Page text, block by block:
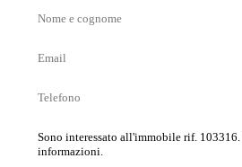
Nome
cognome
Email
Telefono
Messaggio